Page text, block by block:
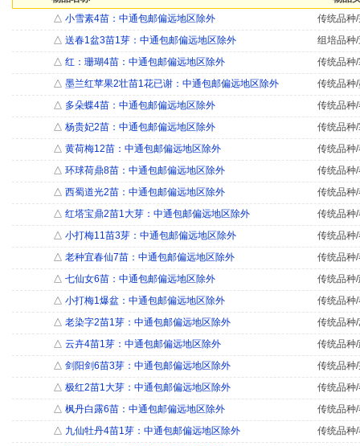
△ 小雪素4苗：中通包邮偏远地区除外
传统品种
△ 送春1盆3苗1芽：中通包邮偏远地区除外
组培品种
△ 红：珊瑚4苗：中通包邮偏远地区除外
传统品种
△ 墨兰红苹果2壮苗1花已谢：中通包邮偏远地区除外
传统品种
△ 多朵蝶4苗：中通包邮偏远地区除外
传统品种
△ 杨贵妃2苗：中通包邮偏远地区除外
传统品种
△ 黄荷梅12苗：中通包邮偏远地区除外
传统品种
△ 环球荷鼎8苗：中通包邮偏远地区除外
传统品种
△ 西蜀道光2苗：中通包邮偏远地区除外
传统品种
△ 红塔宝鼎2苗1大芽：中通包邮偏远地区除外
传统品种
△ 小打梅11苗3芽：中通包邮偏远地区除外
传统品种
△ 老种宜春仙7苗：中通包邮偏远地区除外
传统品种
△ 七仙女6苗：中通包邮偏远地区除外
传统品种
△ 小打梅1爆盆：中通包邮偏远地区除外
传统品种
△ 老染字2苗1芽：中通包邮偏远地区除外
传统品种
△ 云卉4苗1芽：中通包邮偏远地区除外
传统品种
△ 剑阳剑6苗3芽：中通包邮偏远地区除外
传统品种
△ 极红2苗1大芽：中通包邮偏远地区除外
传统品种
△ 枫丹白露6苗：中通包邮偏远地区除外
传统品种
△ 九仙牡丹4苗1芽：中通包邮偏远地区除外
传统品种